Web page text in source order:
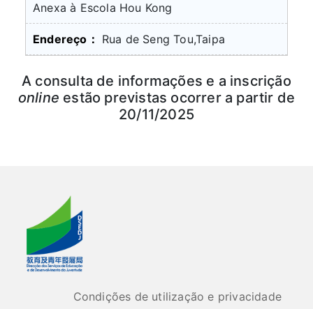
Anexa à Escola Hou Kong
Rua de Seng Tou,Taipa
A consulta de informações e a inscrição
online estão previstas ocorrer a partir de
20/11/2025
Condições de utilização e privacidade